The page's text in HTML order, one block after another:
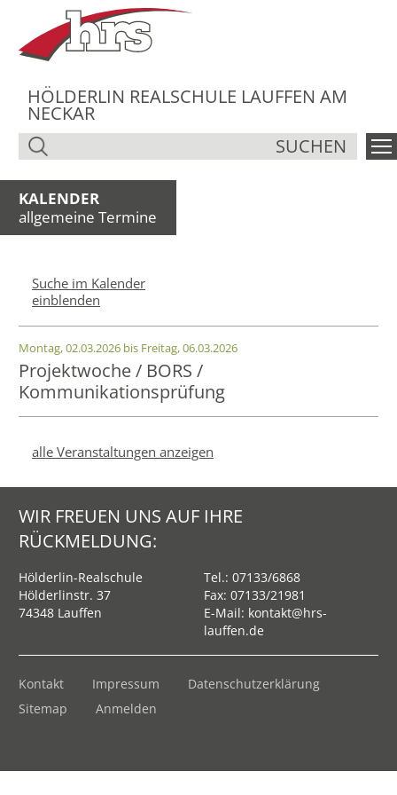
HÖLDERLIN REALSCHULE LAUFFEN AM
NECKAR
SUCHEN
KALENDER
allgemeine Termine
Suche im Kalender
einblenden
Montag, 02.03.2026 bis Freitag, 06.03.2026
Projektwoche / BORS /
Kommunikationsprüfung
alle Veranstaltungen anzeigen
WIR FREUEN UNS AUF IHRE
RÜCKMELDUNG:
Hölderlin-Realschule
Hölderlinstr. 37
74348 Lauffen
Tel.:07133/6868
Fax: 07133/21981
E-Mail: kontakt@hrs-
lauffen.de
Kontakt Impressum
Datenschutzerklärung
Sitemap
Anmelden